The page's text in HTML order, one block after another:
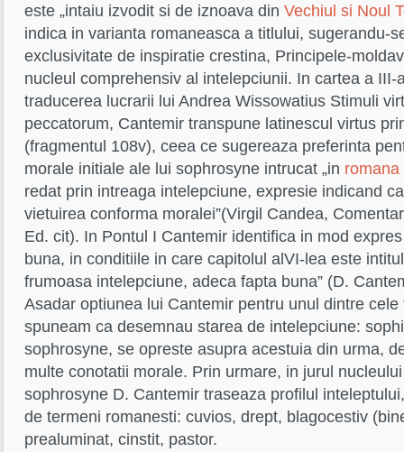
este „intaiu izvodit si de iznoava din Vechiul si Noul
indica in varianta romaneasca a titlului, sugerandu-
exclusivitate de inspiratie crestina, Principele-
nucleul comprehensiv al intelepciunii. In cartea a
traducerea lucrarii lui Andrea Wissowatius Stimuli
peccatorum, Cantemir transpune latinescul virtus
(fragmentul 108v), ceea ce sugereaza preferinta
morale initiale ale lui sophrosyne intrucat „in romana
redat prin intreaga intelepciune, expresie indicand
vietuirea conforma moralei”(Virgil Candea,
Ed. cit). In Pontul I Cantemir identifica in mod
buna, in conditiile in care capitolul alVI-lea este
frumoasa intelepciune, adeca fapta buna” (D.
Asadar optiunea lui Cantemir pentru unul dintre
spuneam ca desemnau starea de intelepciune:
sophrosyne, se opreste asupra acestuia din urma,
multe conotatii morale. Prin urmare, in jurul
sophrosyne D. Cantemir traseaza profilul
de termeni romanesti: cuvios, drept, blagocestiv
prealuminat, cinstit, pastor.